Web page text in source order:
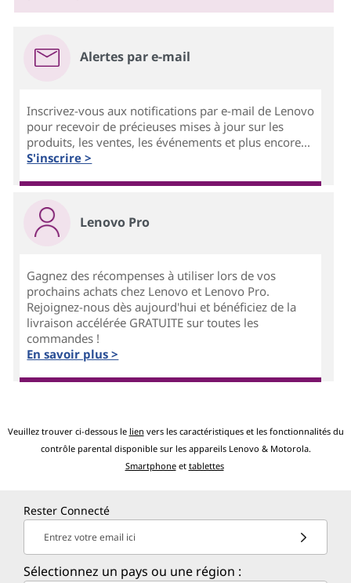
Alertes par e-mail
Inscrivez-vous aux notifications par e-mail de Lenovo
pour recevoir de précieuses mises à jour sur les
produits, les ventes, les événements et plus encore...
S'inscrire >
Lenovo Pro
Gagnez des récompenses à utiliser lors de vos
prochains achats chez Lenovo et Lenovo Pro.
Rejoignez-nous dès aujourd'hui et bénéficiez de la
livraison accélérée GRATUITE sur toutes les
commandes !
En savoir plus >
Veuillez trouver ci-dessous le lien vers les caractéristiques et les fonctionnalités du
contrôle parental disponible sur les appareils Lenovo & Motorola.
Smartphoneet tablettes
Rester Connecté
Entrez votre email ici
Sélectionnez un pays ou une région :